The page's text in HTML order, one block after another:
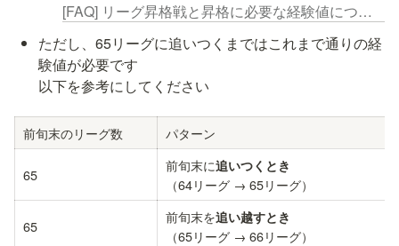
[FAQ] リーグ昇格戦と昇格に必要な経験値について
ただし、65リーグに追いつくまではこれまで通りの経
験値が必要です
以下を参考にしてください
前旬末のリーグ数 パターン
65
前旬末に追いつくとき
（64リーグ → 65リーグ）
65
前旬末を追い越すとき
（65リーグ → 66リーグ）